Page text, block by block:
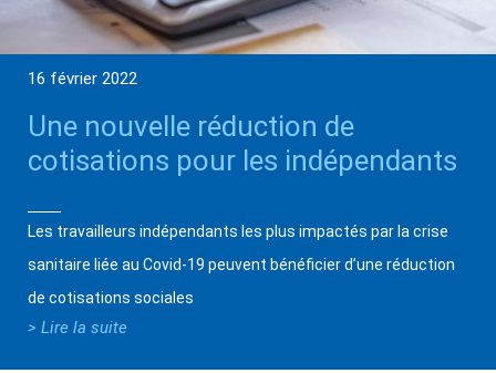
16 février 2022
Une nouvelle réduction de
cotisations pour les indépendants
Les travailleurs indépendants les plus impactés par la crise
sanitaire liée au Covid-19 peuvent bénéficier d’une réduction
de cotisations sociales
> Lire la suite